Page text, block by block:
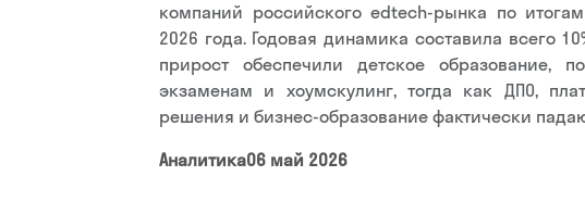
компаний российского edtech-рынка по
2026 года. Годовая динамика составила всего
прирост обеспечили детское образование,
экзаменам и хоумскулинг, тогда как ДПО,
решения и бизнес-образование фактически
Аналитика06 май 2026